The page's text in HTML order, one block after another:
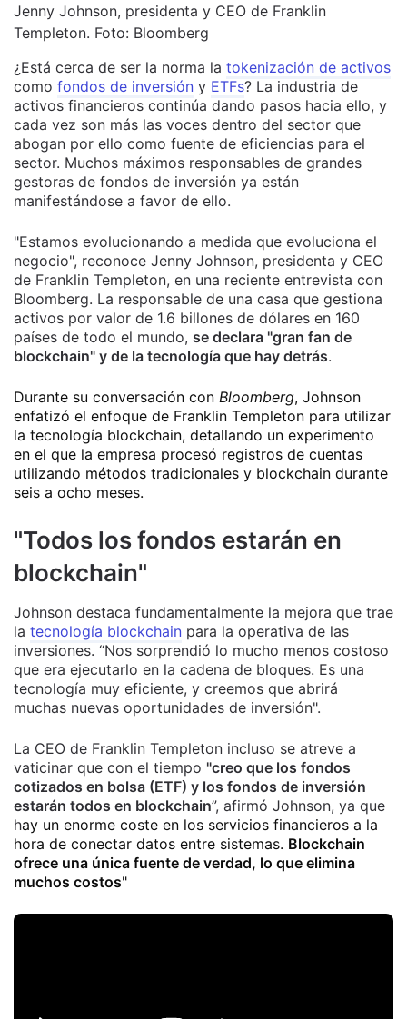
Jenny Johnson, presidenta y CEO de Franklin
Templeton. Foto: Bloomberg
¿Está cerca de ser la norma la tokenización de activos
como fondos de inversión y ETFs? La industria de
activos financieros continúa dando pasos hacia ello, y
cada vez son más las voces dentro del sector que
abogan por ello como fuente de eficiencias para el
sector. Muchos máximos responsables de grandes
gestoras de fondos de inversión ya están
manifestándose a favor de ello.
"Estamos evolucionando a medida que evoluciona el
negocio", reconoce Jenny Johnson, presidenta y CEO
de Franklin Templeton, en una reciente entrevista con
Bloomberg. La responsable de una casa que gestiona
activos por valor de 1.6 billones de dólares en 160
países de todo el mundo, se declara "gran fan de
blockchain" y de la tecnología que hay detrás.
Durante su conversación con Bloomberg, Johnson
enfatizó el enfoque de Franklin Templeton para utilizar
la tecnología blockchain, detallando un experimento
en el que la empresa procesó registros de cuentas
utilizando métodos tradicionales y blockchain durante
seis a ocho meses.
"Todos los fondos estarán en
blockchain"
Johnson destaca fundamentalmente la mejora que trae
la tecnología blockchain para la operativa de las
inversiones. “Nos sorprendió lo mucho menos costoso
que era ejecutarlo en la cadena de bloques. Es una
tecnología muy eficiente, y creemos que abrirá
muchas nuevas oportunidades de inversión".
La CEO de Franklin Templeton incluso se atreve a
vaticinar que con el tiempo "creo que los fondos
cotizados en bolsa (ETF) y los fondos de inversión
estarán todos en blockchain”, afirmó Johnson, ya que
hay un enorme coste en los servicios financieros a la
hora de conectar datos entre sistemas. Blockchain
ofrece una única fuente de verdad, lo que elimina
muchos costos"